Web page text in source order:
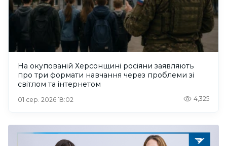
На окупованій Херсонщині росіяни заявляють
про три формати навчання через проблеми зі
світлом та інтернетом
01 сер. 2026 18:02 4,325